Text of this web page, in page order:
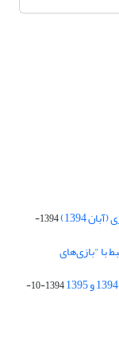
1394)
1394-
مرتبط با "بازی‌های
1394-10-